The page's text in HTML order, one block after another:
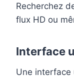
Recherchez
flux HD ou
Interface
Une interface